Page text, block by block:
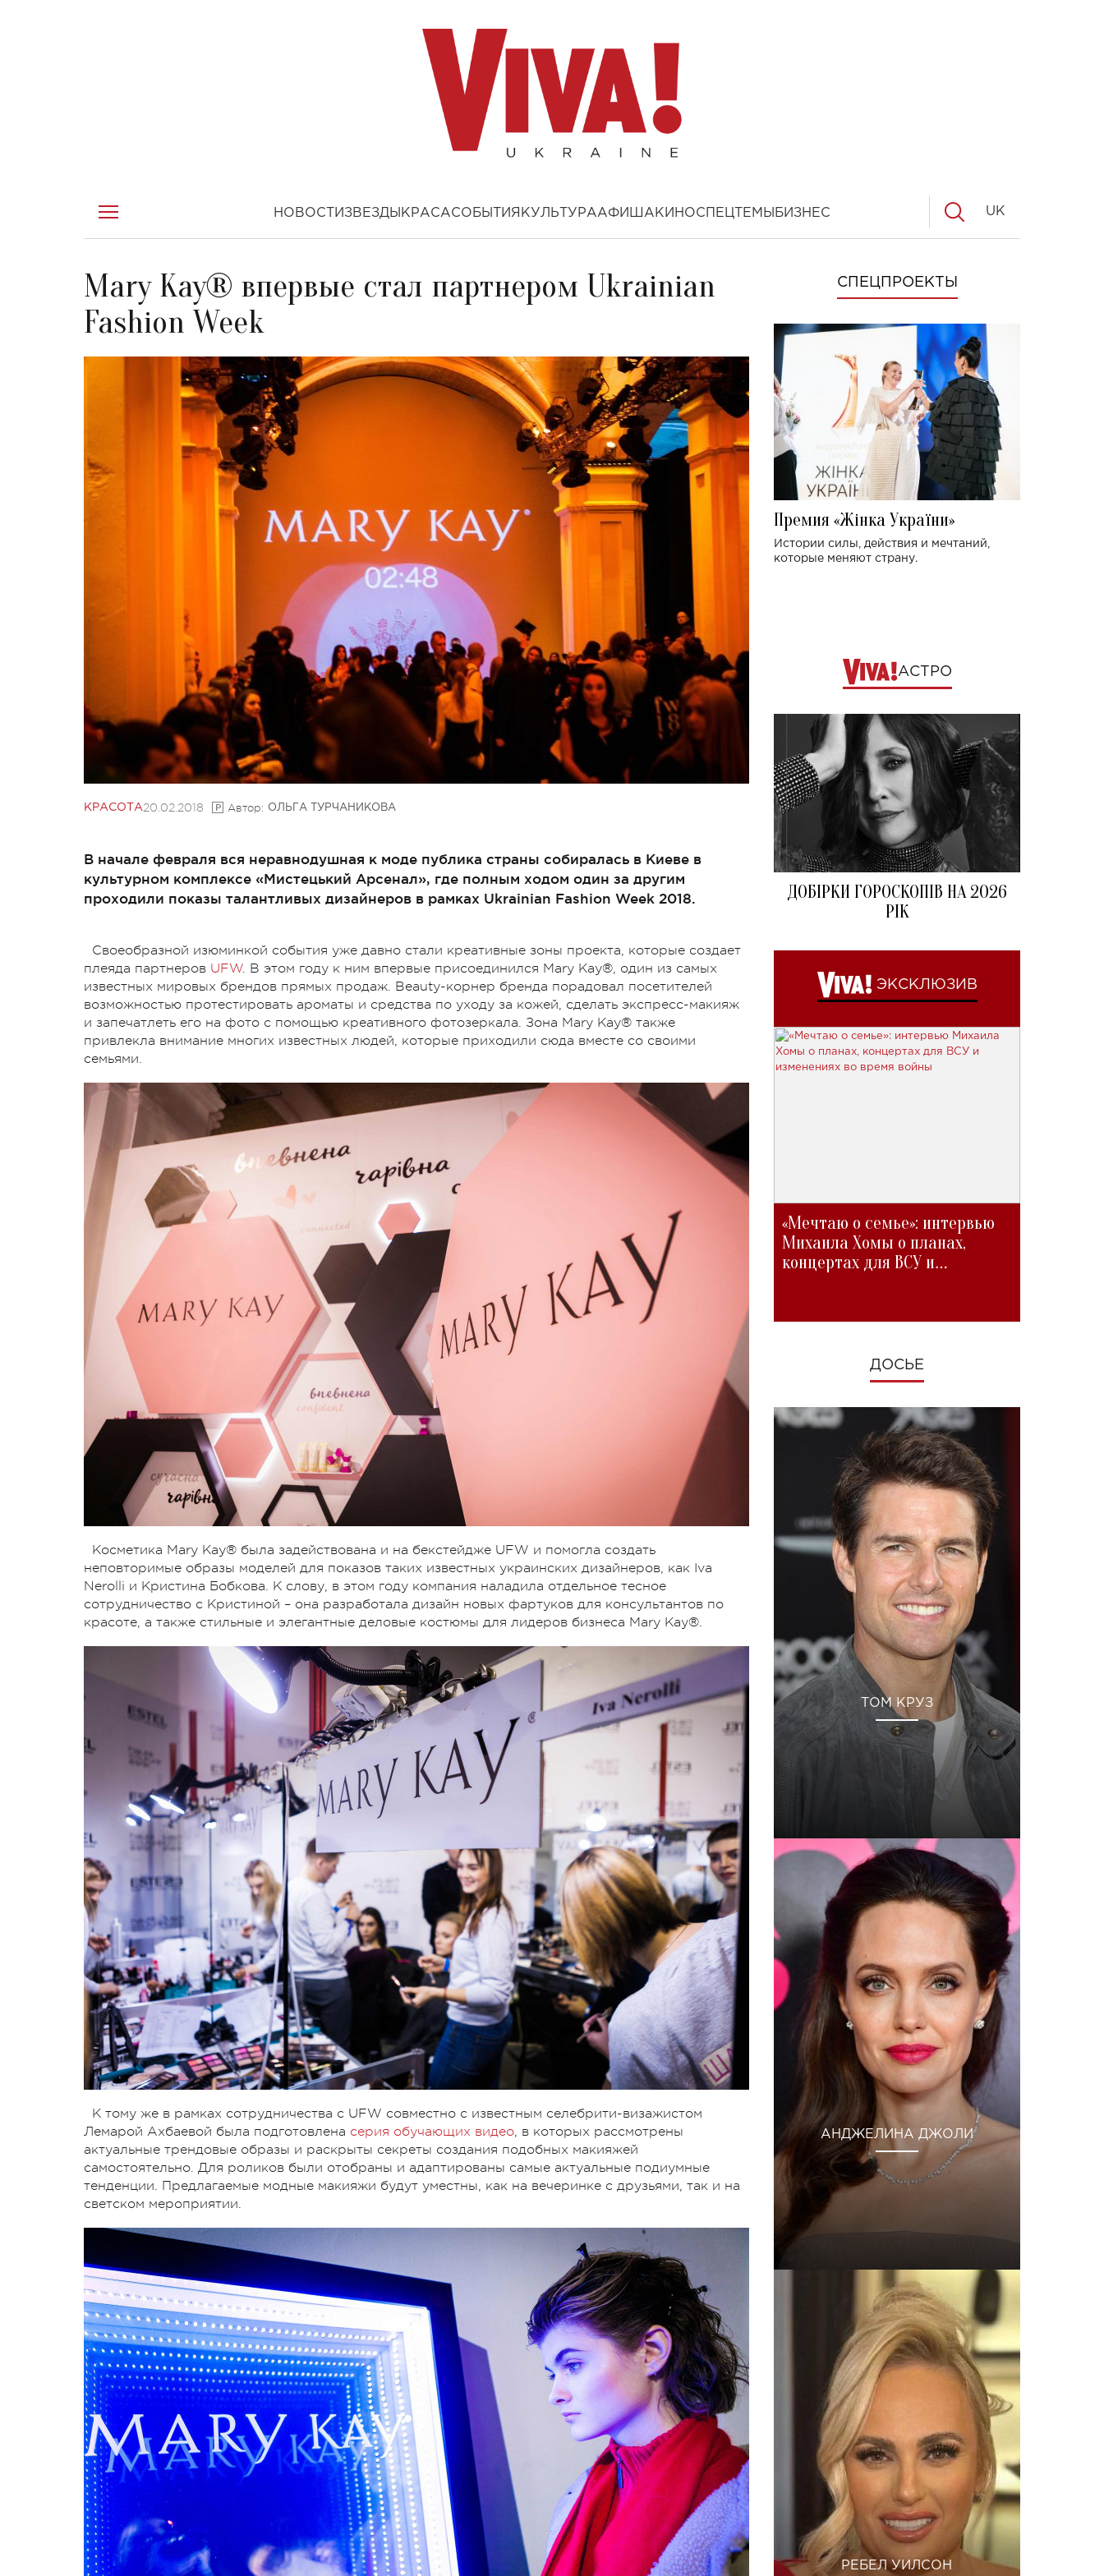
НОВОСТИ ЗВЕЗДЫ КРАСАСОБЫТИЯ КУЛЬТУРААФИША КИНОСПЕЦТЕМЫ БИЗНЕС UK
Mary Kay® впервые стал партнером Ukrainian
Fashion Week
КРАСОТА20.02.2018 Автор: ОЛЬГА ТУРЧАНИКОВА
В начале февраля вся неравнодушная к моде публика страны собиралась в Киеве в
культурном комплексе «Мистецький Арсенал», где полным ходом один за другим
проходили показы талантливых дизайнеров в рамках Ukrainian Fashion Week 2018.
Своеобразной изюминкой события уже давно стали креативные зоны проекта, которые создает
плеяда партнеров UFW. В этом году к ним впервые присоединился Mary Kay®, один из самых
известных мировых брендов прямых продаж. Beauty-корнер бренда порадовал посетителей
возможностью протестировать ароматы и средства по уходу за кожей, сделать экспресс-макияж
и запечатлеть его на фото с помощью креативного фотозеркала. Зона Mary Kay® также
привлекла внимание многих известных людей, которые приходили сюда вместе со своими
семьями.
Косметика Mary Kay® была задействована и на бекстейдже UFW и помогла создать
неповторимые образы моделей для показов таких известных украинских дизайнеров, как Iva
Nerolli и Кристина Бобкова. К слову, в этом году компания наладила отдельное тесное
сотрудничество с Кристиной – она разработала дизайн новых фартуков для консультантов по
красоте, а также стильные и элегантные деловые костюмы для лидеров бизнеса Mary Kay®.
К тому же в рамках сотрудничества с UFW совместно с известным селебрити-визажистом
Лемарой Ахбаевой была подготовлена серия обучающих видео, в которых рассмотрены
актуальные трендовые образы и раскрыты секреты создания подобных макияжей
самостоятельно. Для роликов были отобраны и адаптированы самые актуальные подиумные
тенденции. Предлагаемые модные макияжи будут уместны, как на вечеринке с друзьями, так и на
светском мероприятии.
СПЕЦПРОЕКТЫ
Премия «Жінка України»
Истории силы, действия и мечтаний,
которые меняют страну.
АСТРО
ДОБІРКИ ГОРОСКОПІВ НА 2026
РІК
ЭКСКЛЮЗИВ
«Мечтаю о семье»: интервью
Михаила Хомы о планах,
концертах для ВСУ и
ДОСЬЕ
ТОМ КРУЗ
АНДЖЕЛИНА ДЖОЛИ
РЕБЕЛ УИЛСОН